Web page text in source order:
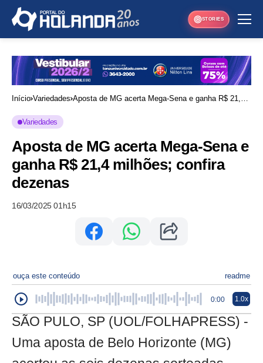
STORIES
Início Variedades Aposta de MG acerta Mega-Sena e ganha R$ 21,4
Variedades
Aposta de MG acerta Mega-Sena e
ganha R$ 21,4 milhões; confira
dezenas
16/03/2025 01h15
ouça este conteúdo readme
0:00 1.0x
SÃO PULO, SP (UOL/FOLHAPRESS) -
Uma aposta de Belo Horizonte (MG)